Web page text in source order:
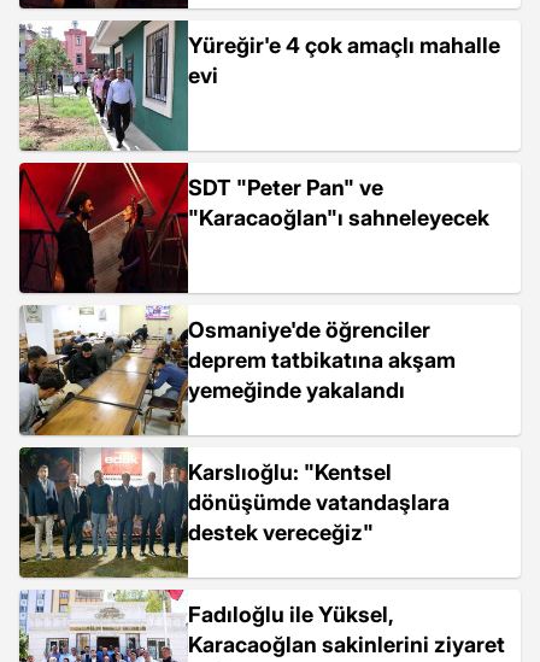
Yüreğir'e 4 çok amaçlı mahalle
evi
SDT "Peter Pan" ve
"Karacaoğlan"ı sahneleyecek
Osmaniye'de öğrenciler
deprem tatbikatına akşam
yemeğinde yakalandı
Karslıoğlu: "Kentsel
dönüşümde vatandaşlara
destek vereceğiz"
Fadıloğlu ile Yüksel,
Karacaoğlan sakinlerini ziyaret